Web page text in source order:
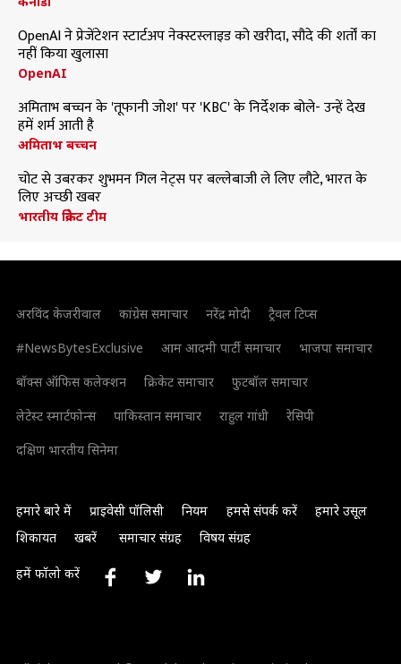
OpenAI ने प्रेजेंटेशन स्टार्टअप नेक्स्टस्लाइड को खरीदा, सौदे की शर्तों का
नहीं किया खुलासा
OpenAI
अमिताभ बच्चन के 'तूफानी जोश' पर 'KBC' के निर्देशक बोले- उन्हें देख
हमें शर्म आती है
अमिताभ बच्चन
चोट से उबरकर शुभमन गिल नेट्स पर बल्लेबाजी ले लिए लौटे, भारत के
लिए अच्छी खबर
भारतीय क्रिकेट टीम
अरविंद केजरीवाल कांग्रेस समाचार नरेंद्र मोदी
ट्रैवल टिप्स
#NewsBytesExclusive
आम आदमी पार्टी समाचार
भाजपा समाचार
बॉक्स ऑफिस कलेक्शन
क्रिकेट समाचार
फुटबॉल समाचार
लेटेस्ट स्मार्टफोन्स
पाकिस्तान समाचार राहुल गांधी
रेसिपी
दक्षिण भारतीय सिनेमा
हमारे बारे में प्राइवेसी पॉलिसी नियम हमसे संपर्क करें
हमारे उसूल
शिकायत
खबरें समाचार संग्रह विषय संग्रह
हमें फॉलो करें